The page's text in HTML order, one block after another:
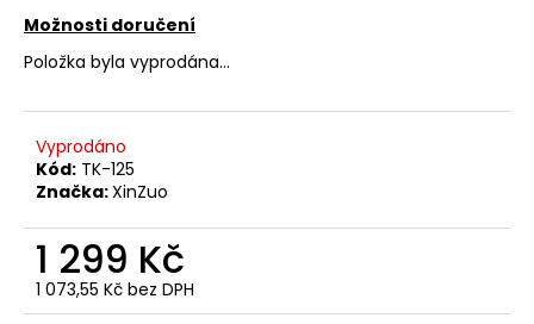
Možnosti doručení
Položka byla vyprodána…
Vyprodáno
Kód: TK-125
Značka:XinZuo
1 299 Kč
1 073,55 Kč bez DPH
Měrná
e
m
e